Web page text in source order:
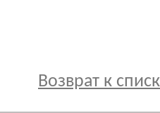
Возврат к